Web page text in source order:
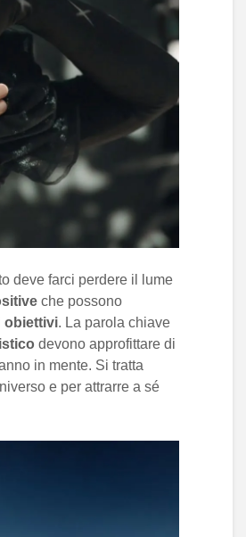
deve farci perdere il lume
che possono
obiettivi. La parola chiave
devono approfittare di
in mente. Si tratta
e per attrarre a sé